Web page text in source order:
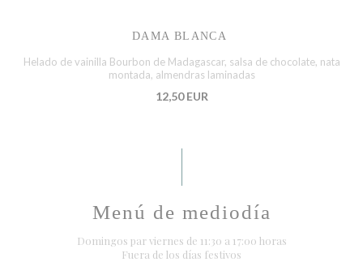
DAMA BLANCA
Helado de vainilla Bourbon de Madagascar, salsa de chocolate, nata
montada, almendras laminadas
12,50 EUR
Menú de mediodía
Domingos par viernes de 11:30 a 17:00 horas
Fuera de los días festivos